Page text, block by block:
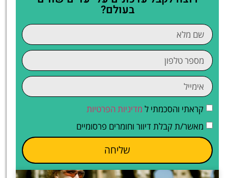
בעולם?
קראתי והסכמתי ל מדיניות הפרטיות
מאשר/ת קבלת דיוור וחומרים פרסומיים
שליחה